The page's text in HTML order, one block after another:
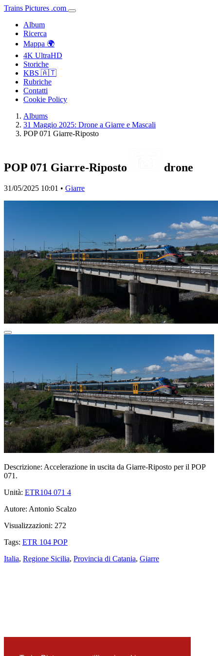
Trains Pictures .com
Album
Ricerca
Mappa 🌍
4K UltraHD
Storiche
KBS 🇦🇹
Rubriche
Contatti
Cookie Policy
Albums
31 Maggio 2025: Drone a Giarre e Mascali
POP 071 Giarre-Riposto
POP 071 Giarre-Riposto drone
31/05/2025 10:01 • Giarre
Descrizione: Accelerazione in uscita da Giarre-Riposto per il POP
071.
Unità: ETR104 071 4
Autore: Antonio Scalzo
Visualizzazioni: 272
Tags: ETR 104 POP
Italia, Regione Sicilia, Provincia di Catania, Giarre